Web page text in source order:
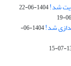
شد!1404-06-22
شد!
1404-06-